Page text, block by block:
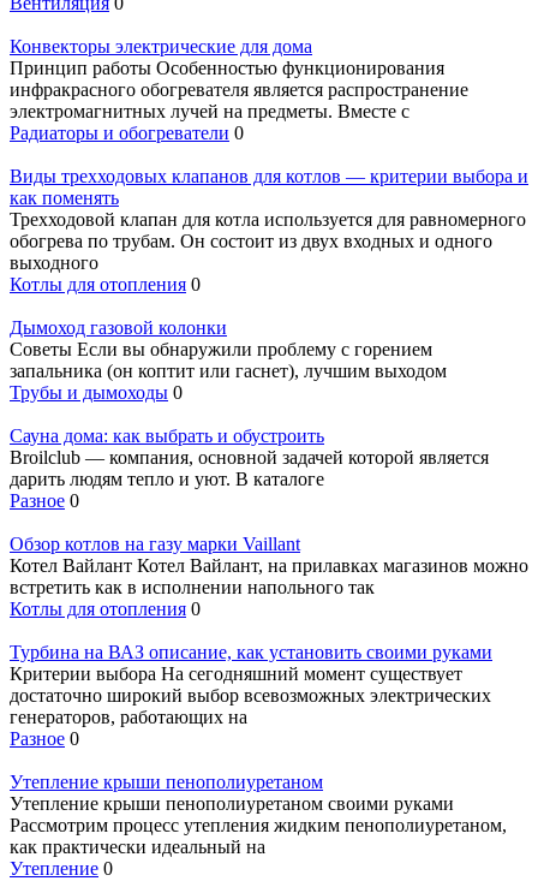
Конвекторы электрические для дома
Принцип работы Особенностью функционирования
инфракрасного обогревателя является распространение
электромагнитных лучей на предметы. Вместе с
Радиаторы и обогреватели 0
Виды трехходовых клапанов для котлов — критерии выбора и
как поменять
Трехходовой клапан для котла используется для равномерного
обогрева по трубам. Он состоит из двух входных и одного
выходного
Котлы для отопления 0
Дымоход газовой колонки
Советы Если вы обнаружили проблему с горением
запальника (он коптит или гаснет), лучшим выходом
Трубы и дымоходы 0
Сауна дома: как выбрать и обустроить
Broilclub — компания, основной задачей которой является
дарить людям тепло и уют. В каталоге
Разное 0
Обзор котлов на газу марки Vaillant
Котел Вайлант Котел Вайлант, на прилавках магазинов можно
встретить как в исполнении напольного так
Котлы для отопления 0
Турбина на ВАЗ описание, как установить своими руками
Критерии выбора На сегодняшний момент существует
достаточно широкий выбор всевозможных электрических
генераторов, работающих на
Разное 0
Утепление крыши пенополиуретаном
Утепление крыши пенополиуретаном своими руками
Рассмотрим процесс утепления жидким пенополиуретаном,
как практически идеальный на
Утепление 0